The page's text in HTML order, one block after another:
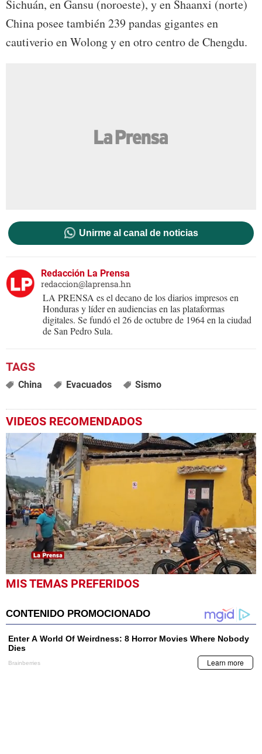
Sichuán, en Gansu (noroeste), y en Shaanxi (norte)
China posee también 239 pandas gigantes en
cautiverio en Wolong y en otro centro de Chengdu.
Unirme al canal de noticias
Redacción La Prensa
redaccion@laprensa.hn
LA PRENSA es el decano de los diarios impresos en
Honduras y líder en audiencias en las plataformas
digitales. Se fundó el 26 de octubre de 1964 en la ciudad
de San Pedro Sula.
China Evacuados Sismo
VIDEOS RECOMENDADOS
0
seconds
minute,
21
seconds
MIS TEMAS PREFERIDOS